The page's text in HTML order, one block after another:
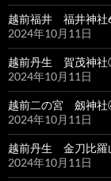
越前福井 福井神社
2024年10月11日
越前丹生 賀茂神
2024年10月11日
越前二の宮 劔神
2024年10月11日
越前丹生 金刀比
2024年10月11日